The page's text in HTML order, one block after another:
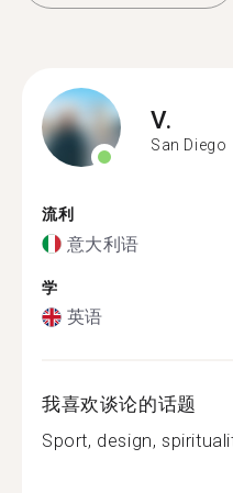
V.
San Diego
流利
意大利语
学
英语
我喜欢谈论的话题
Sport, design,